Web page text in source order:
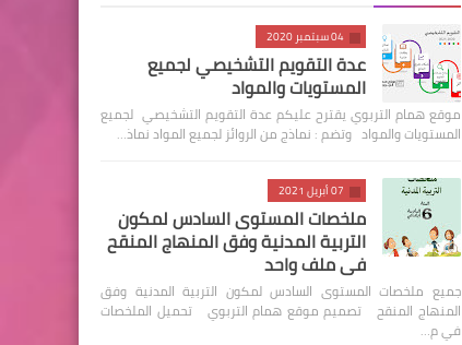
04 سبتمبر 2020
عدة التقويم التشخيصي لجميع
المستويات والمواد
موقع همام التربوي يقترح عليكم عدة التقويم التشخيصي لجميع
المستويات والمواد وتضم : نماذج من الروائز لجميع المواد نماذ…
07 أبريل 2021
ملخصات المستوى السادس لمكون
التربية المدنية وفق المنهاج المنقح
في ملف واحد
جميع ملخصات المستوى السادس لمكون التربية المدنية وفق
المنهاج المنقح تصميم موقع همام التربوي تحميل الملخصات
في م…